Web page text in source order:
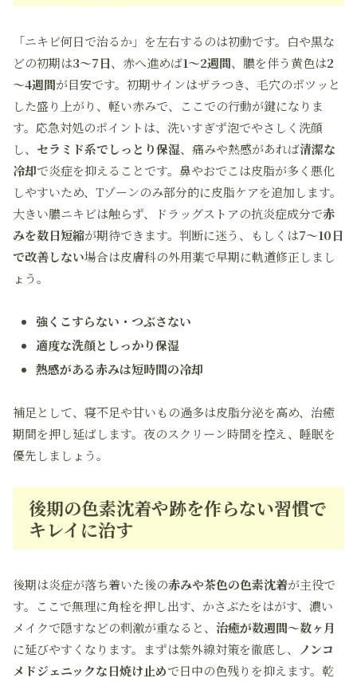
「ニキビ何日で治るか」を左右するのは初動です。白や黒な
どの初期は3～7日、赤へ進めば1～2週間、膿を伴う黄色は2
～4週間が目安です。初期サインはザラつき、毛穴のポツッと
した盛り上がり、軽い赤みで、ここでの行動が鍵になりま
す。応急対処のポイントは、洗いすぎず泡でやさしく洗顔
し、 セラミド系でしっとり保湿、痛みや熱感があれば清潔な
冷却で炎症を抑えることです。鼻やおでこは皮脂が多く悪化
しやすいため、Tゾーンのみ部分的に皮脂ケアを追加します。
大きい膿ニキビは触らず、ドラッグストアの抗炎症成分で赤
みを数日短縮が期待できます。判断に迷う、もしくは7～10日
で改善しない場合は皮膚科の外用薬で早期に軌道修正しまし
ょう。
強くこすらない・つぶさない
適度な洗顔としっかり保湿
熱感がある赤みは短時間の冷却
補足として、寝不足や甘いもの過多は皮脂分泌を高め、治癒
期間を押し延ばします。夜のスクリーン時間を控え、睡眠を
優先しましょう。
後期の色素沈着や跡を作らない習慣で
キレイに治す
後期は炎症が落ち着いた後の赤みや茶色の色素沈着が主役で
す。ここで無理に角栓を押し出す、かさぶたをはがす、濃い
メイクで隠すなどの刺激が重なると、 治癒が数週間～数ヶ月
に延びやすくなります。まずは紫外線対策を徹底し、
ノンコ
メドジェニックな日焼け止めで日中の色残りを抑えます。乾